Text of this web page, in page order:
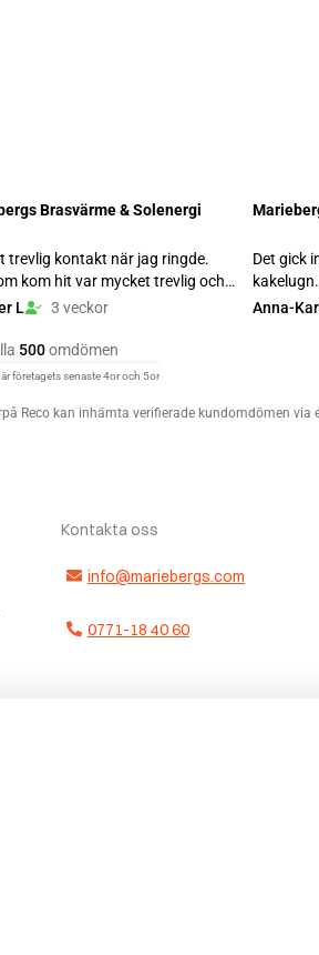
Kontakta oss
info@mariebergs.com
0771-18 40 60